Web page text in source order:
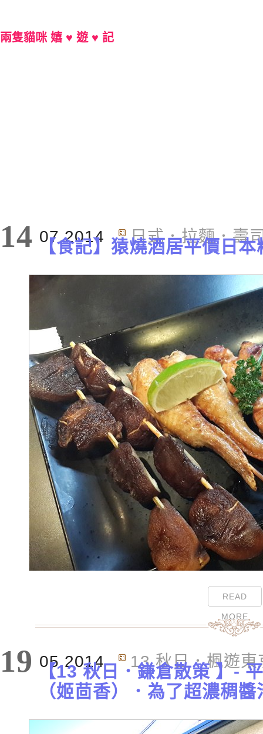
兩隻貓咪 嬉 ♥ 遊 ♥ 記
14 07.2014 日式．拉麵．壽
【食記】猿燒酒居平價日
READ
MORE
19 05.2014 13 秋日．楓遊東
【13 秋日．鎌倉散策 】-
（姬茴香）．為了超濃稠